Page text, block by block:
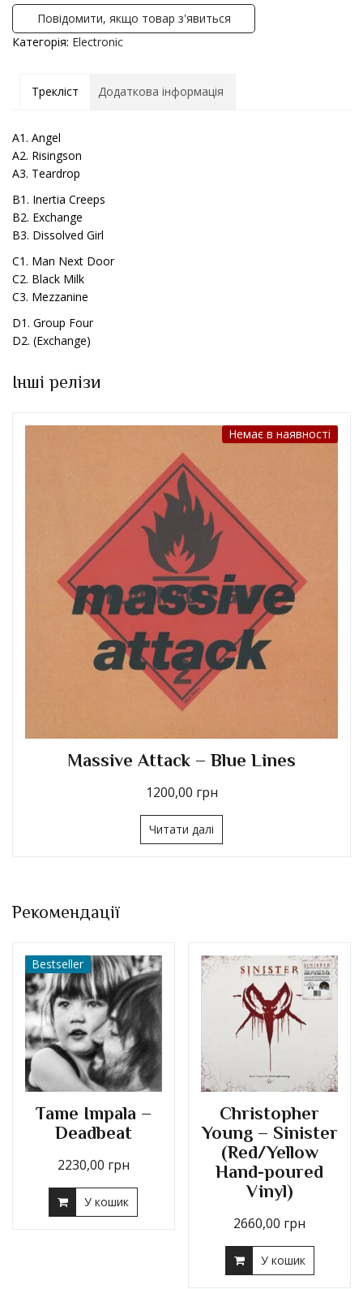
Повідомити, якщо товар з'явиться
Категорія: Electronic
Трекліст Додаткова інформація
A1. Angel
A2. Risingson
A3. Teardrop
B1. Inertia Creeps
B2. Exchange
B3. Dissolved Girl
C1. Man Next Door
C2. Black Milk
C3. Mezzanine
D1. Group Four
D2. (Exchange)
Інші релізи
Немає в наявності
Massive Attack – Blue Lines
1200,00 грн
Читати далі
Рекомендації
Bestseller
Tame Impala –
Deadbeat
2230,00 грн
У кошик
Christopher
Young – Sinister
(Red/Yellow
Hand-poured
Vinyl)
2660,00 грн
У кошик